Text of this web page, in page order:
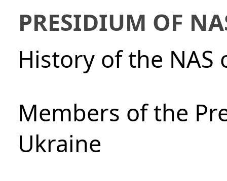
PRESIDIUM OF
History of the NAS
Members of the
Ukraine